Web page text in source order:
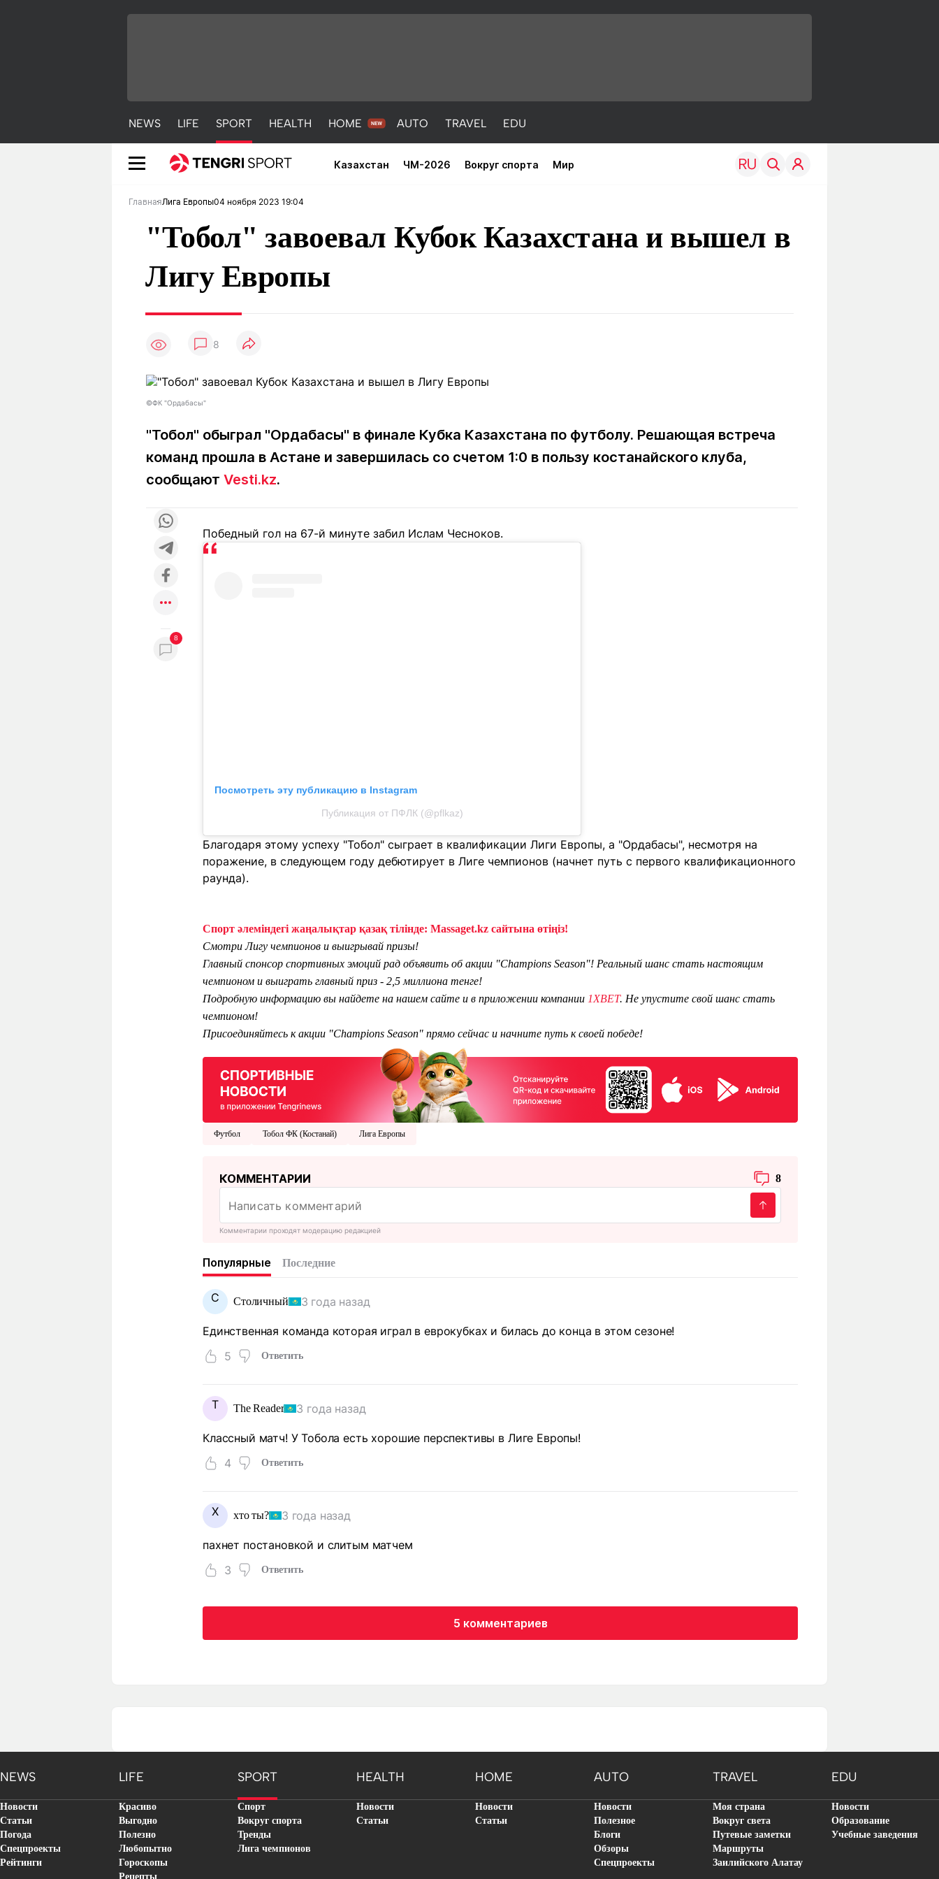
NEWS LIFE SPORT HEALTH HOME AUTO TRAVEL EDU
Казахстан ЧМ-2026 Вокруг спорта Мир
NEWS
Погода
Рейтинги
LIFE
Полезно
Гороскопы
чемпионов
О проекте
+7 (777) 001 44 99
Реклама
ГлавнаяЛига Европы04 ноября 2023 19:04
"Тобол" завоевал Кубок Казахстана и вышел в
Лигу Европы
8
©ФК "Ордабасы"
"Тобол" обыграл "Ордабасы" в финале Кубка Казахстана по футболу. Решающая встреча
команд прошла в Астане и завершилась со счетом 1:0 в пользу костанайского клуба,
сообщают Vesti.kz.
8
Победный гол на 67-й минуте забил Ислам Чесноков.
Посмотреть эту публикацию в Instagram
Публикация от ПФЛК (@pflkaz)
Благодаря этому успеху "Тобол" сыграет в квалификации Лиги Европы, а "Ордабасы", несмотря на
поражение, в следующем году дебютирует в Лиге чемпионов (начнет путь с первого квалификационного
раунда).
Спорт әлеміндегі жаңалықтар қазақ тілінде: Massaget.kz сайтына өтіңіз!
Смотри Лигу чемпионов и выигрывай призы!
Главный спонсор спортивных эмоций рад объявить об акции "Champions Season"! Реальный шанс стать настоящим
чемпионом и выиграть главный приз - 2,5 миллиона тенге!
Подробную информацию вы найдете на нашем сайте и в приложении компании 1XBET. Не упустите свой шанс стать
чемпионом!
Присоединяйтесь к акции "Champions Season" прямо сейчас и начните путь к своей победе!
Футбол Тобол ФК (Костанай) Лига Европы
КОММЕНТАРИИ 8
Комментарии проходят модерацию редакцией
Популярные Последние
С Столичный 3 года назад
Единственная команда которая играл в еврокубках и билась до конца в этом сезоне!
5
Ответить
T The Reader 3 года назад
Классный матч! У Тобола есть хорошие перспективы в Лиге Европы!
4
Ответить
Х хто ты? 3 года назад
пахнет постановкой и слитым матчем
3
Ответить
5 комментариев
NEWS LIFE SPORT HEALTH HOME AUTO TRAVEL EDU
Новости
Статьи
Погода
Спецпроекты
Рейтинги
Красиво
Выгодно
Полезно
Любопытно
Гороскопы
Рецепты
Спорт
Вокруг спорта
Тренды
Лига чемпионов
Новости
Статьи
Новости
Статьи
Новости
Полезное
Блоги
Обзоры
Спецпроекты
Моя страна
Вокруг света
Путевые заметки
Маршруты
Заилийского Алатау
Новости
Образование
Учебные заведения